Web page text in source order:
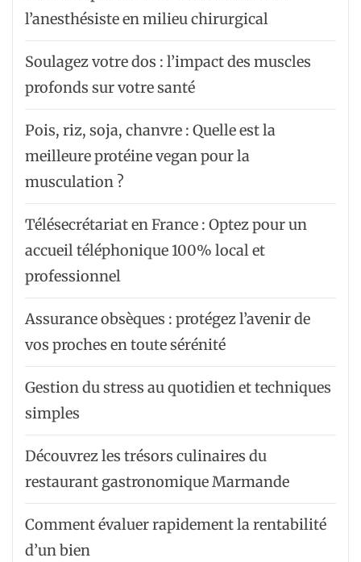
l’anesthésiste en milieu chirurgical
Soulagez votre dos : l’impact des muscles
profonds sur votre santé
Pois, riz, soja, chanvre : Quelle est la
meilleure protéine vegan pour la
musculation ?
Télésecrétariat en France : Optez pour un
accueil téléphonique 100% local et
professionnel
Assurance obsèques : protégez l’avenir de
vos proches en toute sérénité
Gestion du stress au quotidien et techniques
simples
Découvrez les trésors culinaires du
restaurant gastronomique Marmande
Comment évaluer rapidement la rentabilité
d’un bien